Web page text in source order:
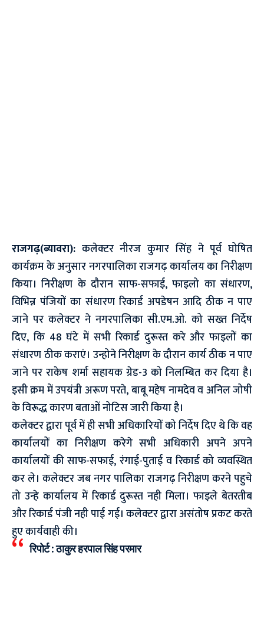
राजगढ़(ब्यावरा): कलेक्टर नीरज कुमार सिंह ने पूर्व घोषित
कार्यक्रम के अनुसार नगरपालिका राजगढ़ कार्यालय का निरीक्षण
किया। निरीक्षण के दौरान साफ-सफाई, फाइलो का संधारण,
विभिन्न पंजियों का संधारण रिकार्ड अपडेषन आदि ठीक न पाए
जाने पर कलेक्टर ने नगरपालिका सी.एम.ओ. को सख्त निर्देष
दिए, कि 48 घंटे में सभी रिकार्ड दुरूस्त करे और फाइलों का
संधारण ठीक कराएं। उन्होने निरीक्षण के दौरान कार्य ठीक न पाए
जाने पर राकेष शर्मा सहायक ग्रेड-3 को निलम्बित कर दिया है।
इसी क्रम में उपयंत्री अरूण परते, बाबू महेष नामदेव व अनिल जोषी
के विरूद्ध कारण बताओं नोटिस जारी किया है।
कलेक्टर द्वारा पूर्व में ही सभी अधिकारियों को निर्देष दिए थे कि वह
कार्यालयों का निरीक्षण करेगे सभी अधिकारी अपने अपने
कार्यालयों की साफ-सफाई, रंगाई-पुताई व रिकार्ड को व्यवस्थित
कर ले। कलेक्टर जब नगर पालिका राजगढ़ निरीक्षण करने पहुचे
तो उन्हे कार्यालय में रिकार्ड दुरूस्त नही मिला। फाइले बेतरतीब
और रिकार्ड पंजी नही पाई गई। कलेक्टर द्वारा असंतोष प्रकट करते
हुए कार्यवाही की।
रिपोर्ट : ठाकुर हरपाल सिंह परमार